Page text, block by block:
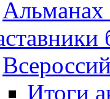
Альманах
Итоги